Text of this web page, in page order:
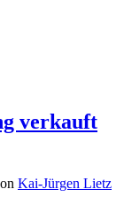
verkauft
Kai-Jürgen Lietz